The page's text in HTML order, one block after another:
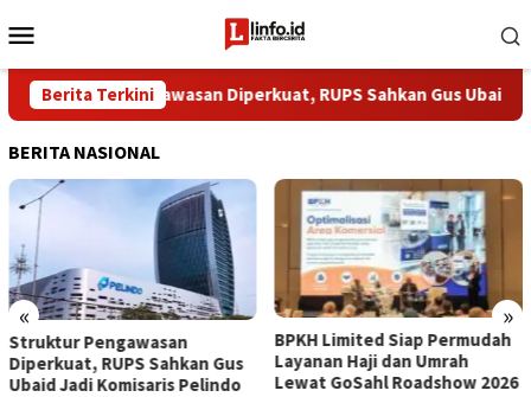
ke
Mobile
Berita Terkini
​Struktur Pengawasan Diperkuat, RUPS Sahkan Gus Ubaid Jadi
BERITA NASIONAL
« »
​Struktur Pengawasan
Diperkuat, RUPS Sahkan Gus
Ubaid Jadi Komisaris Pelindo
BPKH Limited Siap Permudah
Layanan Haji dan Umrah
Lewat GoSahl Roadshow 2026